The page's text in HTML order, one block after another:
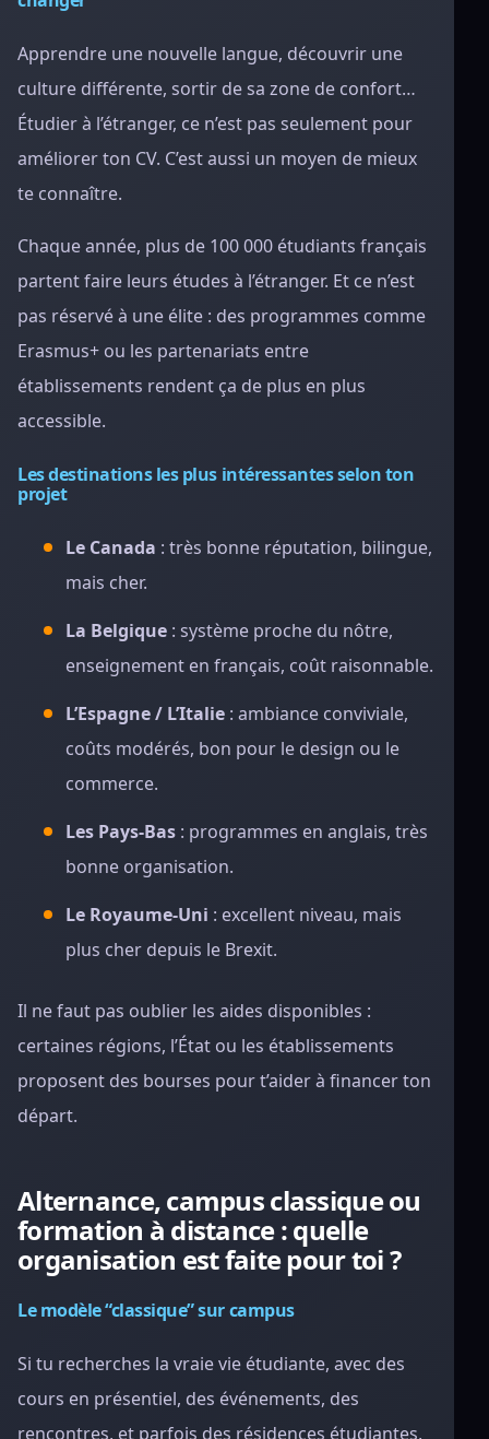
Apprendre une nouvelle langue, découvrir une
culture différente, sortir de sa zone de confort…
Étudier à l’étranger, ce n’est pas seulement pour
améliorer ton CV. C’est aussi un moyen de mieux
te connaître.
Chaque année, plus de 100 000 étudiants français
partent faire leurs études à l’étranger. Et ce n’est
pas réservé à une élite : des programmes comme
Erasmus+ ou les partenariats entre
établissements rendent ça de plus en plus
accessible.
Les destinations les plus intéressantes selon ton
projet
Le Canada : très bonne réputation, bilingue,
mais cher.
La Belgique : système proche du nôtre,
enseignement en français, coût raisonnable.
L’Espagne / L’Italie : ambiance conviviale,
coûts modérés, bon pour le design ou le
commerce.
Les Pays-Bas : programmes en anglais, très
bonne organisation.
Le Royaume-Uni : excellent niveau, mais
plus cher depuis le Brexit.
Il ne faut pas oublier les aides disponibles :
certaines régions, l’État ou les établissements
proposent des bourses pour t’aider à financer ton
départ.
Alternance, campus classique ou
formation à distance : quelle
organisation est faite pour toi ?
Le modèle “classique” sur campus
Si tu recherches la vraie vie étudiante, avec des
cours en présentiel, des événements, des
rencontres, et parfois des résidences étudiantes,